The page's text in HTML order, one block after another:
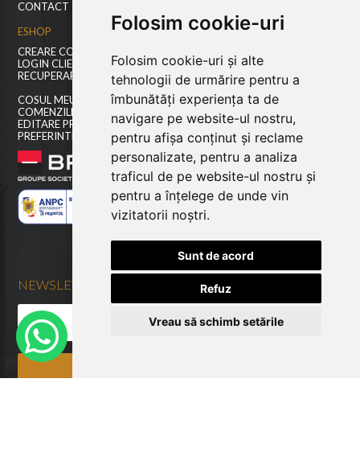
Folosim cookie-uri
Folosim cookie-uri și alte
tehnologii de urmărire pentru a
îmbunătăți experiența ta de
navigare pe website-ul nostru,
pentru afișa conținut și reclame
personalizate, pentru a analiza
traficul de pe website-ul nostru și
pentru a înțelege de unde vin
vizitatorii noștri.
Sunt de acord
Refuz
Vreau să schimb setările
CONTACT
ESHOP
CREARE CONT NOU
LOGIN CLIENTI
RECUPERARE PAROLA
COSUL MEU
COMENZILE MELE
EDITARE PROFIL
PREFERINTE COOKIES
NEWSLETTER